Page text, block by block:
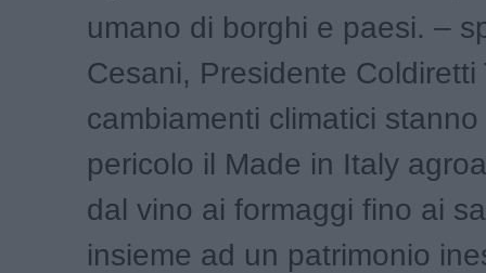
umano di borghi e paesi. –
Cesani, Presidente Coldiretti
cambiamenti climatici
pericolo il Made in Italy
dal vino ai formaggi fino ai
insieme ad un patrimonio